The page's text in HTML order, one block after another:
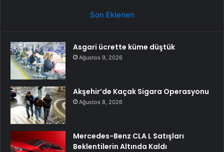
Son Eklenen
Asgari ücrette küme düştük
Ağustos 9, 2026
Akşehir’de Kaçak Sigara Operasyonu
Ağustos 8, 2026
Mercedes-Benz CLA L Satışları
Beklentilerin Altında Kaldı